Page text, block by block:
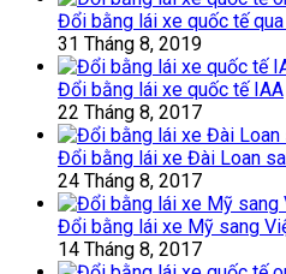
Đổi bằng lái xe quốc tế
31 Tháng 8, 2019
Đổi bằng lái xe quốc tế IAA
22 Tháng 8, 2017
Đổi bằng lái xe Đài Loan
24 Tháng 8, 2017
Đổi bằng lái xe Mỹ sang
14 Tháng 8, 2017